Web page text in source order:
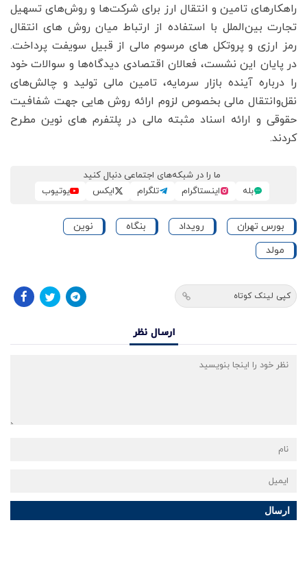
راهکارهای تامین و انتقال ارز برای شرکت‌ها و روش‌های تسهیل
تجارت بین‌الملل با استفاده از ارتباط میان روش های انتقال
رمز ارزی و پروتکل های مرسوم مالی از قبیل سویفت پرداخت.
در پایان این نشست، فعالان اقتصادی دیدگاه‌ها و سوالات خود
را درباره آینده بازار سرمایه، تامین مالی تولید و چالش‌های
نقل‌وانتقال مالی بخصوص لزوم ارائه روش هایی جهت شفافیت
حقوقی و ارائه اسناد مثبته مالی در پلتفرم های نوین مطرح
کردند.
ما را در شبکه‌های اجتماعی دنبال کنید
بله
اینستاگرام تلگرام ایکس یوتیوب
بورس تهران رویداد بنگاه
نوین
مولد
کپی لینک کوتاه
ارسال نظر
ارسال